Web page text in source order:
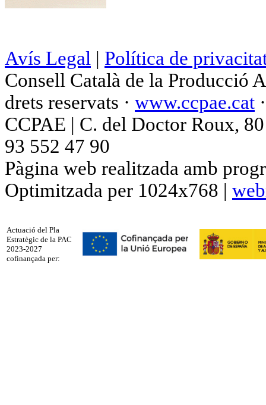
Avís Legal | Política de
Consell Català de la Producció
drets reservats · www.ccpae.cat
CCPAE | C. del Doctor Roux,
93 552 47 90
Pàgina web realitzada amb
Optimitzada per 1024x768 |
Actuació del Pla
Estratègic de la PAC
2023-2027
cofinançada per: